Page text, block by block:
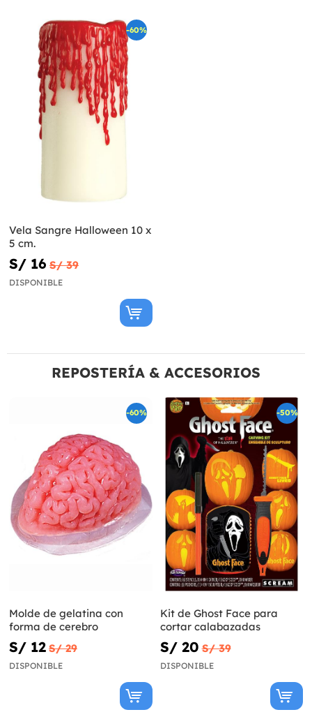
-60%
Vela Sangre Halloween 10 x
5 cm.
S/ 16 S/ 39
DISPONIBLE
REPOSTERÍA & ACCESORIOS
-60%
Molde de gelatina con
forma de cerebro
S/ 12 S/ 29
DISPONIBLE
-50%
Kit de Ghost Face para
cortar calabazadas
S/ 20 S/ 39
DISPONIBLE